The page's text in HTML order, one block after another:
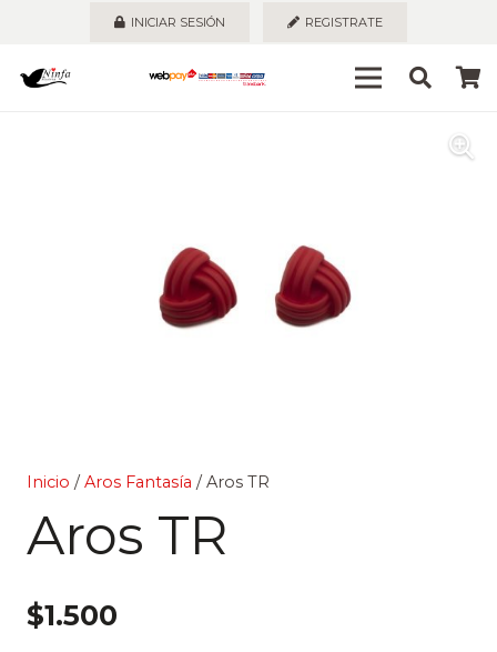
INICIAR SESIÓN REGISTRATE
Inicio /Aros Fantasía / Aros TR
Aros TR
$1.500